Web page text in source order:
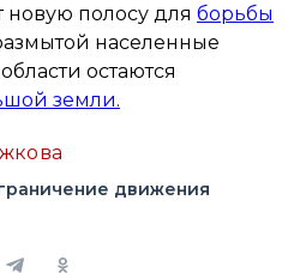
полосу для борьбы
населенные
остаются
земли.
движения